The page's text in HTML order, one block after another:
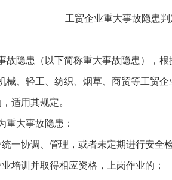
工贸企业重大事故隐患
隐患（以下简称重大事故隐患），
械、轻工、纺织、烟草、商贸等工贸
适用其规定。
重大事故隐患：
一协调、管理，或者未定期进行安全
培训并取得相应资格，上岗作业的；